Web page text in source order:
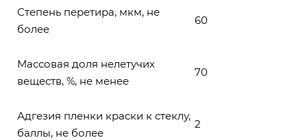
Степень перетира, мкм, не
более
60
Массовая доля нелетучих
веществ, %, не менее
70
Адгезия пленки краски к стеклу,
баллы, не более
2